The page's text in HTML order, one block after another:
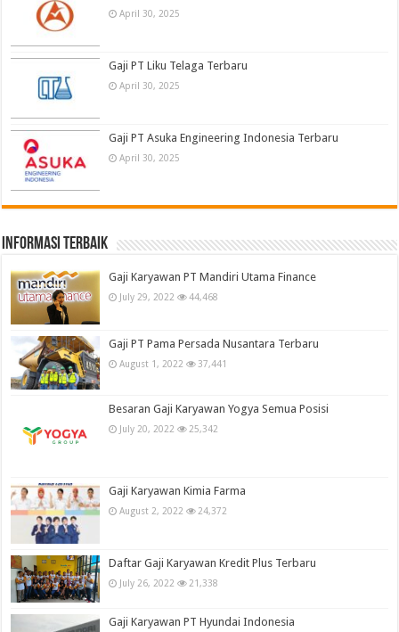
April 30, 2025
Gaji PT Liku Telaga Terbaru
April 30, 2025
Gaji PT Asuka Engineering Indonesia Terbaru
April 30, 2025
informasi terbaik
Gaji Karyawan PT Mandiri Utama Finance
July 29, 2022 44,468
Gaji PT Pama Persada Nusantara Terbaru
August 1, 2022 37,441
Besaran Gaji Karyawan Yogya Semua Posisi
July 20, 2022 25,342
Gaji Karyawan Kimia Farma
August 2, 2022 24,372
Daftar Gaji Karyawan Kredit Plus Terbaru
July 26, 2022 21,338
Gaji Karyawan PT Hyundai Indonesia